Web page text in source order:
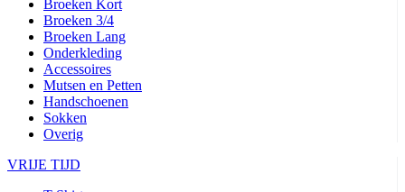
Broeken Kort
Broeken 3/4
Broeken Lang
Onderkleding
Accessoires
Mutsen en Petten
Handschoenen
Sokken
Overig
VRIJE TIJD